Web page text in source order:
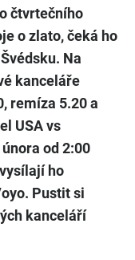
čtvrtečního
o zlato, čeká ho
Na
kanceláře
remíza 5.20 a
USA vs
od 2:00
ho
Pustit si
kanceláří